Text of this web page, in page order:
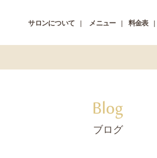
サロンについて メニュー 料金表
ブログ